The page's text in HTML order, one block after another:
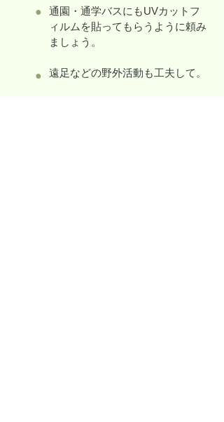
●
●
通園・通学バスにもUVカットフ
ィルムを貼ってもらうように頼み
ましょう。
遠足などの野外活動も工夫して。